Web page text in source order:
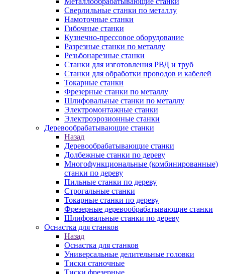
Сверлильные станки по металлу
Намоточные станки
Гибочные станки
Кузнечно-прессовое оборудование
Разрезные станки по металлу
Резьбонарезные станки
Станки для изготовления РВД и труб
Станки для обработки проводов и кабелей
Токарные станки
Фрезерные станки по металлу
Шлифовальные станки по металлу
Электромонтажные станки
Электроэрозионные станки
Деревообрабатывающие станки
Назад
Деревообрабатывающие станки
Долбежные станки по дереву
Многофункциональные (комбинированные)
станки по дереву
Пильные станки по дереву
Строгальные станки
Токарные станки по дереву
Фрезерные деревообрабатывающие станки
Шлифовальные станки по дереву
Оснастка для станков
Назад
Оснастка для станков
Универсальные делительные головки
Тиски станочные
Тиски фрезерные